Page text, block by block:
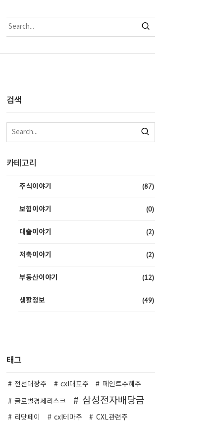
검색
카테고리
주식이야기 (87)
보험이야기 (0)
대출이야기 (2)
저축이야기 (2)
부동산이야기 (12)
생활정보 (49)
태그
전선대장주 cxl대표주 페인트수혜주
글로벌경제리스크 삼성전자배당금
리닷페이 cxl테마주
CXL관련주